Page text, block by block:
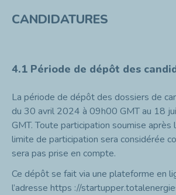
CANDIDATURES
4.1 Période de dépôt des
La période de dépôt des dossiers de
du 30 avril 2024 à 09h00 GMT au 18
GMT. Toute participation soumise après
limite de participation sera considérée
sera pas prise en compte.
Ce dépôt se fait via une plateforme en
l’adresse https ://